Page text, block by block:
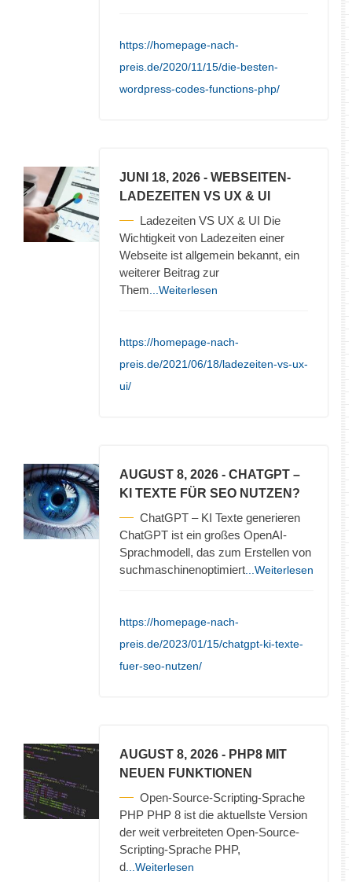
https://homepage-nach-
preis.de/2020/11/15/die-besten-
wordpress-codes-functions-php/
JUNI 18, 2026 - WEBSEITEN-
LADEZEITEN VS UX & UI
Ladezeiten VS UX & UI Die
Wichtigkeit von Ladezeiten einer
Webseite ist allgemein bekannt, ein
weiterer Beitrag zur
Them ...Weiterlesen
https://homepage-nach-
preis.de/2021/06/18/ladezeiten-vs-ux-
ui/
AUGUST 8, 2026 - CHATGPT –
KI TEXTE FÜR SEO NUTZEN?
ChatGPT – KI Texte generieren
ChatGPT ist ein großes OpenAI-
Sprachmodell, das zum Erstellen von
suchmaschinenoptimiert ...Weiterlesen
https://homepage-nach-
preis.de/2023/01/15/chatgpt-ki-texte-
fuer-seo-nutzen/
AUGUST 8, 2026 - PHP8 MIT
NEUEN FUNKTIONEN
Open-Source-Scripting-Sprache
PHP PHP 8 ist die aktuellste Version
der weit verbreiteten Open-Source-
Scripting-Sprache PHP,
d ...Weiterlesen